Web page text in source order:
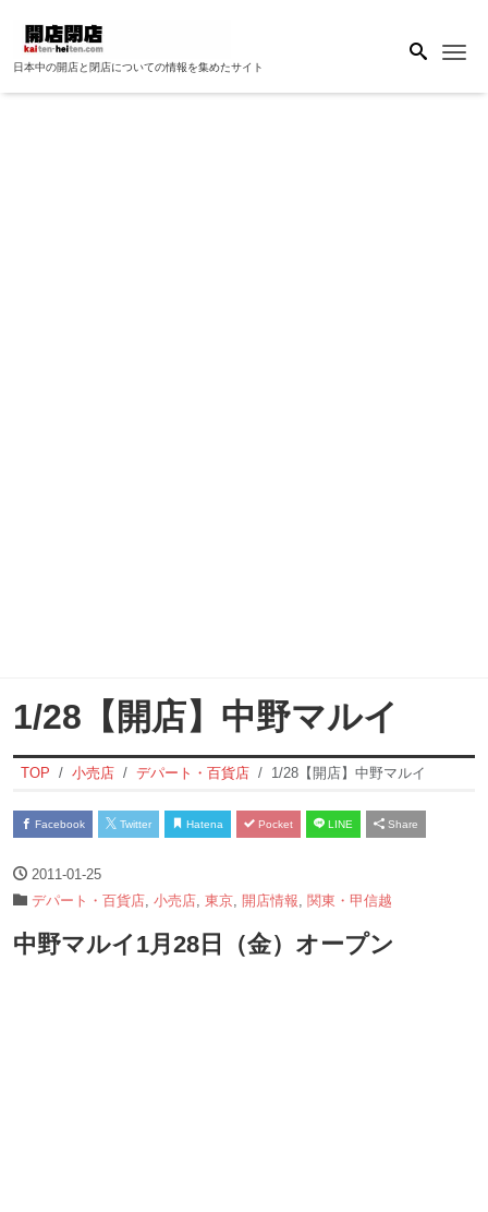
日本中の開店と閉店についての情報を集めたサイト
1/28【開店】中野マルイ
TOP 小売店 デパート・百貨店 1/28【開店】中野マルイ
Facebook Twitter Hatena Pocket LINE Share
2011-01-25
デパート・百貨店 小売店 東京 開店情報 関東・甲信越
中野マルイ1月28日（金）オープン